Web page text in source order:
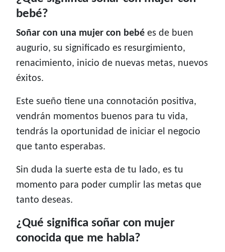
bebé?
Soñar con una mujer con bebé es de buen
augurio, su significado es resurgimiento,
renacimiento, inicio de nuevas metas, nuevos
éxitos.
Este sueño tiene una connotación positiva,
vendrán momentos buenos para tu vida,
tendrás la oportunidad de iniciar el negocio
que tanto esperabas.
Sin duda la suerte esta de tu lado, es tu
momento para poder cumplir las metas que
tanto deseas.
¿Qué significa soñar con mujer
conocida que me habla?